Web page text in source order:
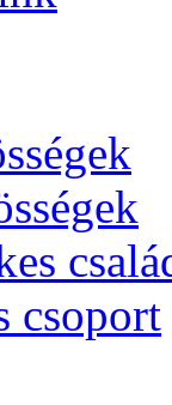
csoport